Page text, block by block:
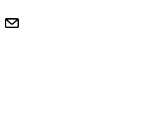
encadrements
me consulter